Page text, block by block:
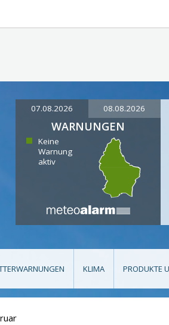
07.08.2026 08.08.2026
WARNUNGEN
Keine
Warnung
aktiv
KLIMA PRODUKTE